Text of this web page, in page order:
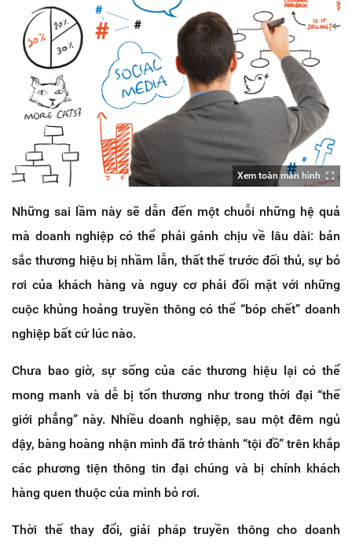
Xem toàn màn hình
Những sai lầm này sẽ dẫn đến một chuỗi những hệ quả
mà doanh nghiệp có thể phải gánh chịu về lâu dài: bản
sắc thương hiệu bị nhầm lẫn, thất thế trước đối thủ, sự bỏ
rơi của khách hàng và nguy cơ phải đối mặt với những
cuộc khủng hoảng truyền thông có thể “bóp chết” doanh
nghiệp bất cứ lúc nào.
Chưa bao giờ, sự sống của các thương hiệu lại có thể
mong manh và dễ bị tổn thương như trong thời đại “thế
giới phẳng” này. Nhiều doanh nghiệp, sau một đêm ngủ
dậy, bàng hoàng nhận mình đã trở thành “tội đồ” trên khắp
các phương tiện thông tin đại chúng và bị chính khách
hàng quen thuộc của mình bỏ rơi.
Thời thế thay đổi, giải pháp truyền thông cho doanh